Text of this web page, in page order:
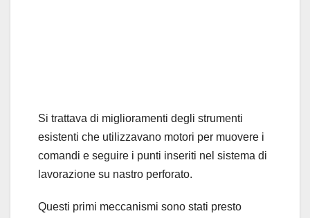
Si trattava di miglioramenti degli strumenti
esistenti che utilizzavano motori per muovere i
comandi e seguire i punti inseriti nel sistema di
lavorazione su nastro perforato.
Questi primi meccanismi sono stati presto